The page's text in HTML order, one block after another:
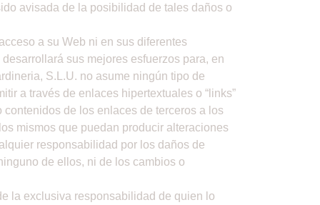
avisada de la posibilidad de tales daños o
a su Web ni en sus diferentes
sus mejores esfuerzos para, en
S.L.U. no asume ningún tipo de
a través de enlaces hipertextuales o “links”
de los enlaces de terceros a los
mismos que puedan producir alteraciones
responsabilidad por los daños de
de ellos, ni de los cambios o
la exclusiva responsabilidad de quien lo